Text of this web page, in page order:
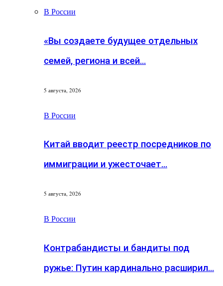
В России
«Вы создаете будущее отдельных
семей, региона и всей…
5 августа, 2026
В России
Китай вводит реестр посредников по
иммиграции и ужесточает…
5 августа, 2026
В России
Контрабандисты и бандиты под
ружье: Путин кардинально расширил…